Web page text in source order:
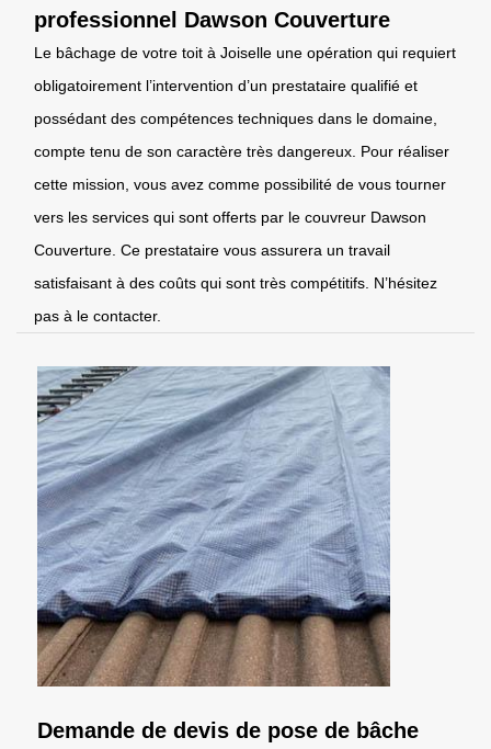
professionnel Dawson Couverture
Le bâchage de votre toit à Joiselle une opération qui requiert
obligatoirement l’intervention d’un prestataire qualifié et
possédant des compétences techniques dans le domaine,
compte tenu de son caractère très dangereux. Pour réaliser
cette mission, vous avez comme possibilité de vous tourner
vers les services qui sont offerts par le couvreur Dawson
Couverture. Ce prestataire vous assurera un travail
satisfaisant à des coûts qui sont très compétitifs. N’hésitez
pas à le contacter.
Demande de devis de pose de bâche